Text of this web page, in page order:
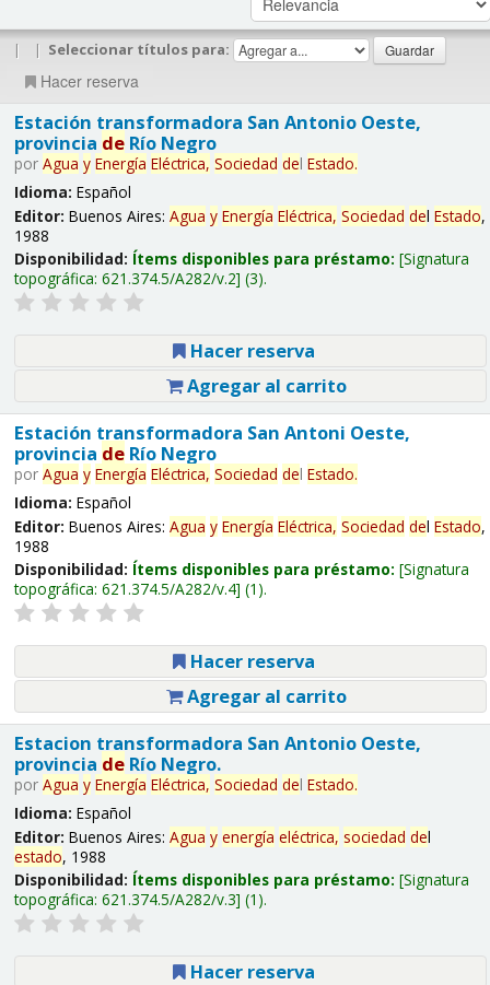
| | Seleccionar títulos para:
Hacer reserva
Estación transformadora San Antonio Oeste,
provincia deRío Negro
por Agua y Energía Eléctrica, Sociedad del Estado.
Idioma: Español
Editor: Buenos Aires: Agua y Energía Eléctrica, Sociedad del Estado,
1988
Disponibilidad: Ítems disponibles para préstamo: Signatura
topográfica: 621.374.5/A282/v.2 (3).
Hacer reserva
Agregar al carrito
Estación transformadora San Antoni Oeste,
provincia deRío Negro
por Agua y Energía Eléctrica, Sociedad del Estado.
Idioma: Español
Editor: Buenos Aires: Agua y Energía Eléctrica, Sociedad del Estado,
1988
Disponibilidad: Ítems disponibles para préstamo: Signatura
topográfica: 621.374.5/A282/v.4 (1).
Hacer reserva
Agregar al carrito
Estacion transformadora San Antonio Oeste,
provincia deRío Negro.
por Agua y Energía Eléctrica, Sociedad del Estado.
Idioma: Español
Editor: Buenos Aires: Agua y energía eléctrica, sociedad del
estado, 1988
Disponibilidad: Ítems disponibles para préstamo: Signatura
topográfica: 621.374.5/A282/v.3 (1).
Hacer reserva